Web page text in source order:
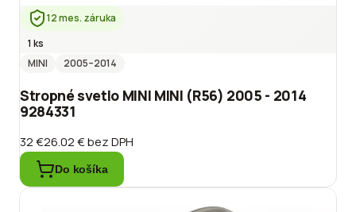
12 mes. záruka
1 ks
MINI
2005–2014
Stropné svetlo MINI MINI (R56) 2005 - 2014
9284331
32 €26.02 €bez DPH
Do košíka